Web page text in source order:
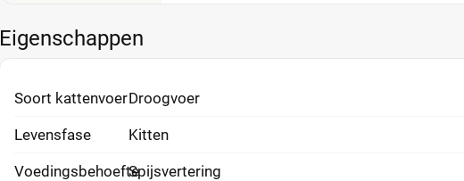
Eigenschappen
Soort kattenvoerDroogvoer
Levensfase Kitten
VoedingsbehoefteSpijsvertering